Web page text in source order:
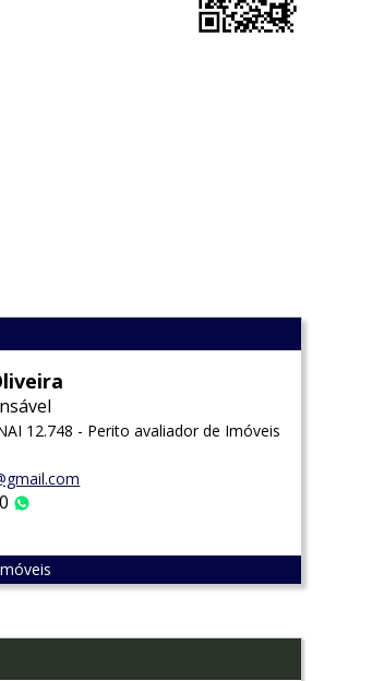
12.748 - Perito avaliador de Imóveis